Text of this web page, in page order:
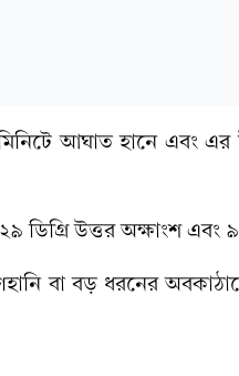
আঘাত হানে এবং এর
উত্তর অক্ষাংশ এবং
বা বড় ধরনের